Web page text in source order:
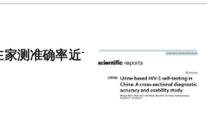
家测准确率近100%